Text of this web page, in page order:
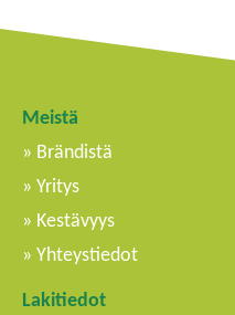
Meistä
Brändistä
Yritys
Kestävyys
Yhteystiedot
Lakitiedot